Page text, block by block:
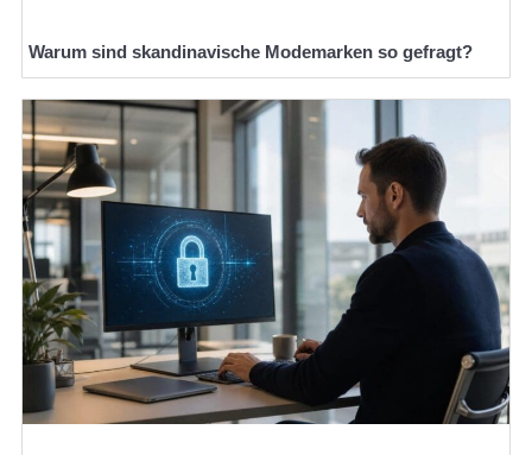
Warum sind skandinavische Modemarken so gefragt?